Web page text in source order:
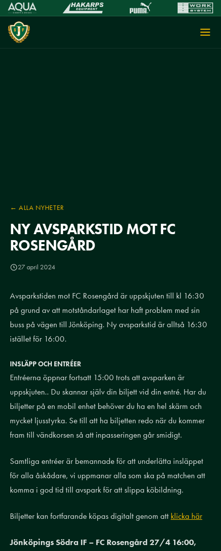
← ALLA NYHETER
NY AVSPARKSTID MOT FC
ROSENGÅRD
27 april 2024
Avsparkstiden mot FC Rosengård är uppskjuten till kl 16:30
på grund av att motståndarlaget har haft problem med sin
buss på vägen till Jönköping. Ny avsparkstid är alltså 16:30
istället för 16:00.
INSLÄPP OCH ENTRÉER
Entréerna öppnar fortsatt 15:00 trots att avsparken är
uppskjuten.. Du skannar själv din biljett vid din entré. Har du
biljetter på en mobil enhet behöver du ha en hel skärm och
mycket ljusstyrka. Se till att ha biljetten redo när du kommer
fram till vändkorsen så att inpasseringen går smidigt.
Samtliga entréer är bemannade för att underlätta insläppet
för alla åskådare, vi uppmanar alla som ska på matchen att
komma i god tid till avspark för att slippa köbildning.
Biljetter kan fortfarande köpas digitalt genom att klicka här
Jönköpings Södra IF – FC Rosengård 27/4 16:00,